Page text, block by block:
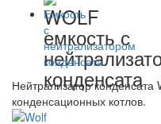
WOLF
емкость с
конденсата
Нейтрализатор конденсата
конденсационных котлов.